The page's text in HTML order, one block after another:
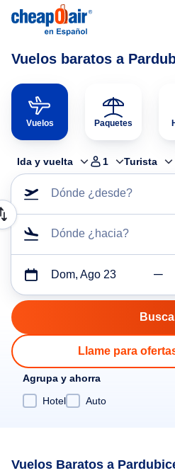
Vuelos baratos a
Vuelos Paquetes
Ida y vuelta 1 Turista
Dónde ¿desde?
Dónde ¿hacia?
Dom, Ago 23
Llame para
Agrupa y ahorra
Hotel
Auto
Vuelos Baratos a